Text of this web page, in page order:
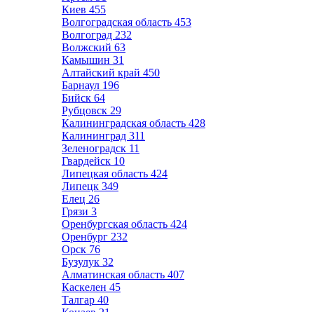
Киев 455
Волгоградская область 453
Волгоград 232
Волжский 63
Камышин 31
Алтайский край 450
Барнаул 196
Бийск 64
Рубцовск 29
Калининградская область 428
Калининград 311
Зеленоградск 11
Гвардейск 10
Липецкая область 424
Липецк 349
Елец 26
Грязи 3
Оренбургская область 424
Оренбург 232
Орск 76
Бузулук 32
Алматинская область 407
Каскелен 45
Талгар 40